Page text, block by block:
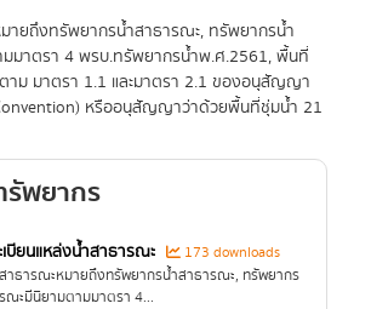
ายถึงทรัพยากรน้ำสาธารณะ, ทรัพยากรน้ำ
มาตรา 4 พรบ.ทรัพยากรน้ำพ.ศ.2561, พื้นที่
าม มาตรา 1.1 และมาตรา 2.1 ของอนุสัญญา
หรืออนุสัญญาว่าด้วยพื้นที่ชุ่มน้ำ 21
รัพยากร
บียนแหล่งน้ำสาธารณะ
173 downloads
าธารณะหมายถึงทรัพยากรน้ำสาธารณะ, ทรัพยากร
ณะมีนิยามตามมาตรา 4...